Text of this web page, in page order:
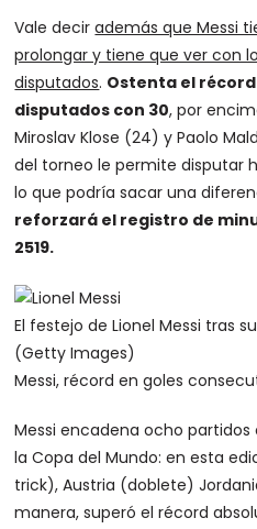
Vale decirademás que Messi
prolongar y tiene que ver con
disputados. Ostenta el
disputados con 30, por
Miroslav Klose (24) y Paolo
del torneo le permite disputar
lo que podría sacar una
reforzará el registro de
2519.
El festejo de Lionel Messi tras
(Getty Images)
Messi, récord en goles
Messi encadena ocho
la Copa del Mundo: en esta
trick), Austria (doblete)
manera, superó el récord